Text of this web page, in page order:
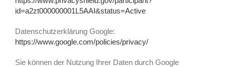
id=a2zt000000001L5AAI&status=Active
Datenschutzerklärung Google:
https://www.google.com/policies/privacy/
Sie können der Nutzung Ihrer Daten durch Google